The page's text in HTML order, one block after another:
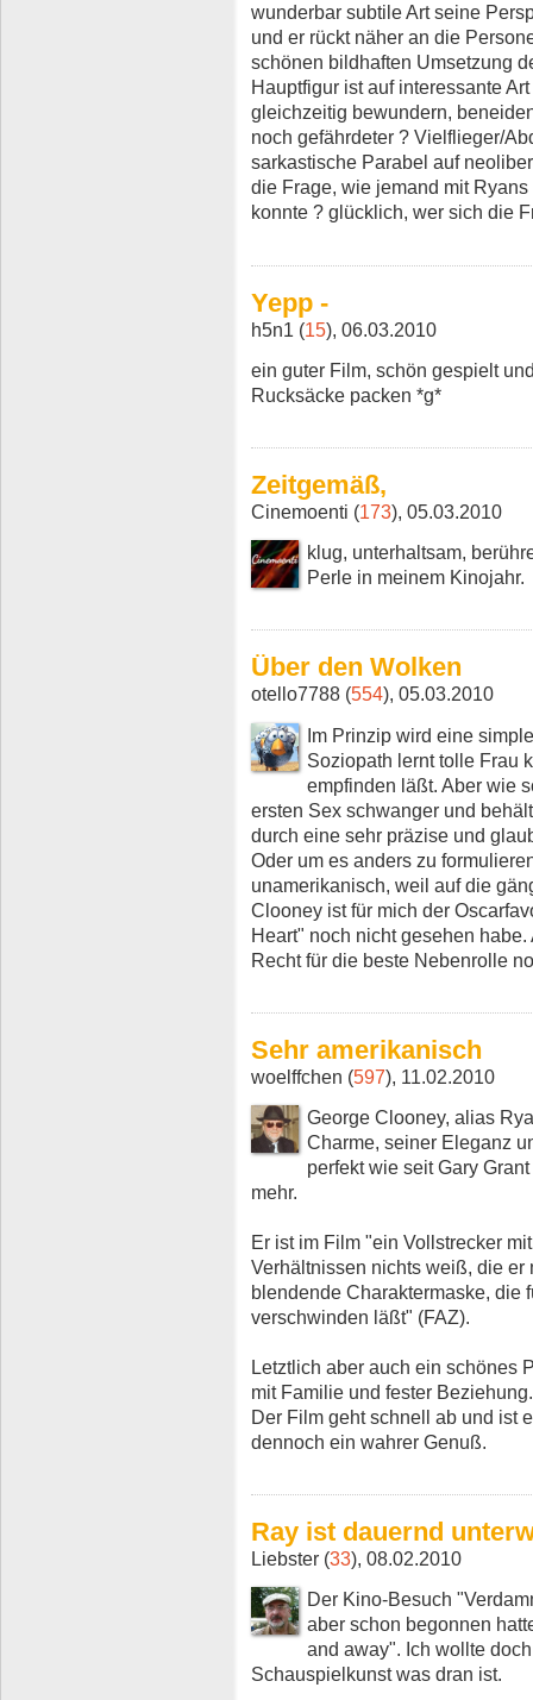
wunderbar subtile Art seine
und er rückt näher an die
schönen bildhaften Umsetzung
Hauptfigur ist auf interessante
gleichzeitig bewundern,
noch gefährdeter ? Vielflieger/
sarkastische Parabel auf
die Frage, wie jemand mit
konnte ? glücklich, wer sich die
Yepp -
h5n1 (15), 06.03.2010
ein guter Film, schön gespielt
Rucksäcke packen *g*
Zeitgemäß,
Cinemoenti (173), 05.03.2010
klug, unterhaltsam,
Perle in meinem Kinojahr.
Über den Wolken
otello7788 (554), 05.03.2010
Im Prinzip wird eine
Soziopath lernt tolle Frau
empfinden läßt. Aber wie
ersten Sex schwanger und
durch eine sehr präzise und
Oder um es anders zu
unamerikanisch, weil auf die
Clooney ist für mich der
Heart" noch nicht gesehen
Recht für die beste Nebenrolle
Sehr amerikanisch
woelffchen (597), 11.02.2010
George Clooney, alias
Charme, seiner Eleganz
perfekt wie seit Gary
mehr.
Er ist im Film "ein Vollstrecker
Verhältnissen nichts weiß, die
blendende Charaktermaske, die
verschwinden läßt" (FAZ).
Letztlich aber auch ein schönes
mit Familie und fester Beziehung.
Der Film geht schnell ab und ist
dennoch ein wahrer Genuß.
Ray ist dauernd
Liebster (33), 08.02.2010
Der Kino-Besuch
aber schon begonnen
and away". Ich wollte
Schauspielkunst was dran ist.